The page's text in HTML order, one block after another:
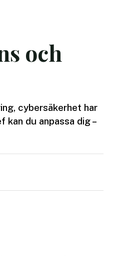
och
cybersäkerhet har
du anpassa dig –